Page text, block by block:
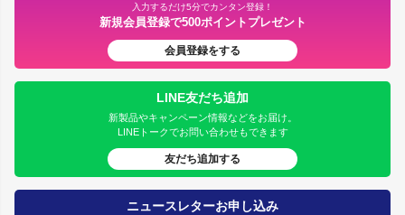
入力するだけ5分でカンタン登録！
新規会員登録で500ポイントプレゼント
会員登録をする
LINE友だち追加
新製品やキャンペーン情報などをお届け。
LINEトークでお問い合わせもできます
友だち追加する
ニュースレターお申し込み